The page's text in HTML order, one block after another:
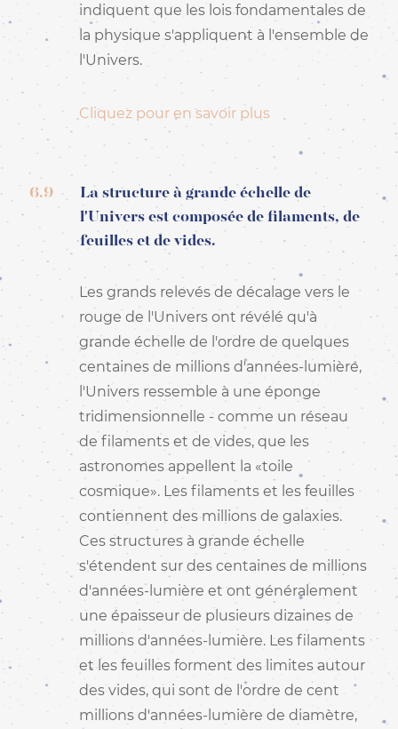
indiquent que les lois fondamentales de
la physique s'appliquent à l'ensemble de
l'Univers.
Cliquez pour en savoir plus
6.9
La structure à grande échelle de
l'Univers est composée de filaments, de
feuilles et de vides.
Les grands relevés de décalage vers le
rouge de l'Univers ont révélé qu'à
grande échelle de l'ordre de quelques
centaines de millions d'années-lumière,
l'Univers ressemble à une éponge
tridimensionnelle - comme un réseau
de filaments et de vides, que les
astronomes appellent la «toile
cosmique». Les filaments et les feuilles
contiennent des millions de galaxies.
Ces structures à grande échelle
s'étendent sur des centaines de millions
d'années-lumière et ont généralement
une épaisseur de plusieurs dizaines de
millions d'années-lumière. Les filaments
et les feuilles forment des limites autour
des vides, qui sont de l'ordre de cent
millions d'années-lumière de diamètre,